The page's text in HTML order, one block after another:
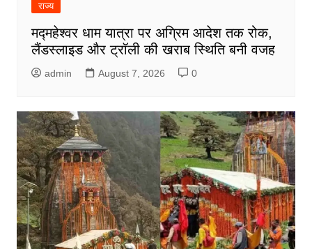
राज्य
मद्महेश्वर धाम यात्रा पर अग्रिम आदेश तक रोक,
लैंडस्लाइड और ट्रॉली की खराब स्थिति बनी वजह
admin August 7, 2026 0